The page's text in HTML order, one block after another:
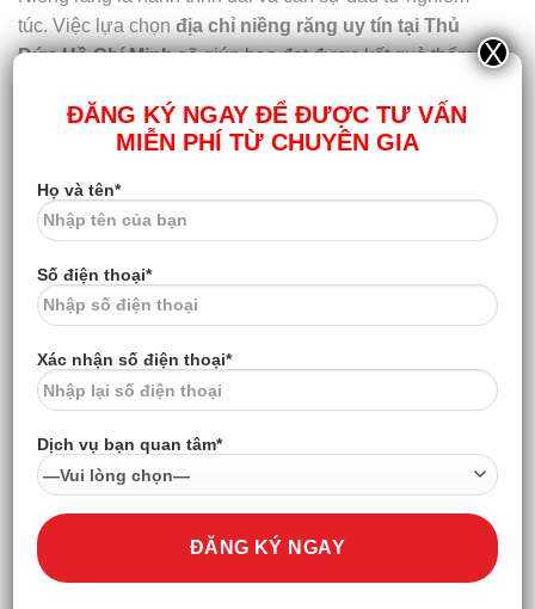
túc. Việc lựa chọn địa chỉ niềng răng uy tín tại Thủ
Đức Hồ Chí Minhsẽ giúp bạn đạt được kết quả thẩm
đáng có.
sâu, an toàn và minh bạch,Nha khoa Minh Châulà lựa
chọn đáng tin cậy để bắt đầu hành trình thay đổi nụ cười.
THÔNG TIN LIÊN HỆNHA KHOA MINH CHÂU
tổng quát– Nha khoa số 1 Việt Nam về dịch vụ:Niềng
răng,Tẩy trắng răng,Trồng răng Implant
Cơ sở 1:Căn số 4 – Khu liền kề đườngTrần Bình(Sau
Dolphin) Đối diện 158
Hà Nội
Cơ sở 2:
Vũ Tông Phan– Phường Khương Đình –
TPHà Nội
ĐĂNG KÝ NGAY ĐỂ ĐƯỢC TƯ VẤN
MIỄN PHÍ TỪ CHUYÊN GIA
Họ và tên*
Số điện thoại*
Xác nhận số điện thoại*
Dịch vụ bạn quan tâm*
X